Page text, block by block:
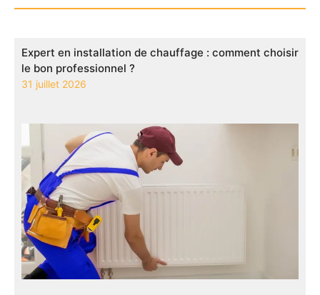
Expert en installation de chauffage : comment choisir
le bon professionnel ?
31 juillet 2026